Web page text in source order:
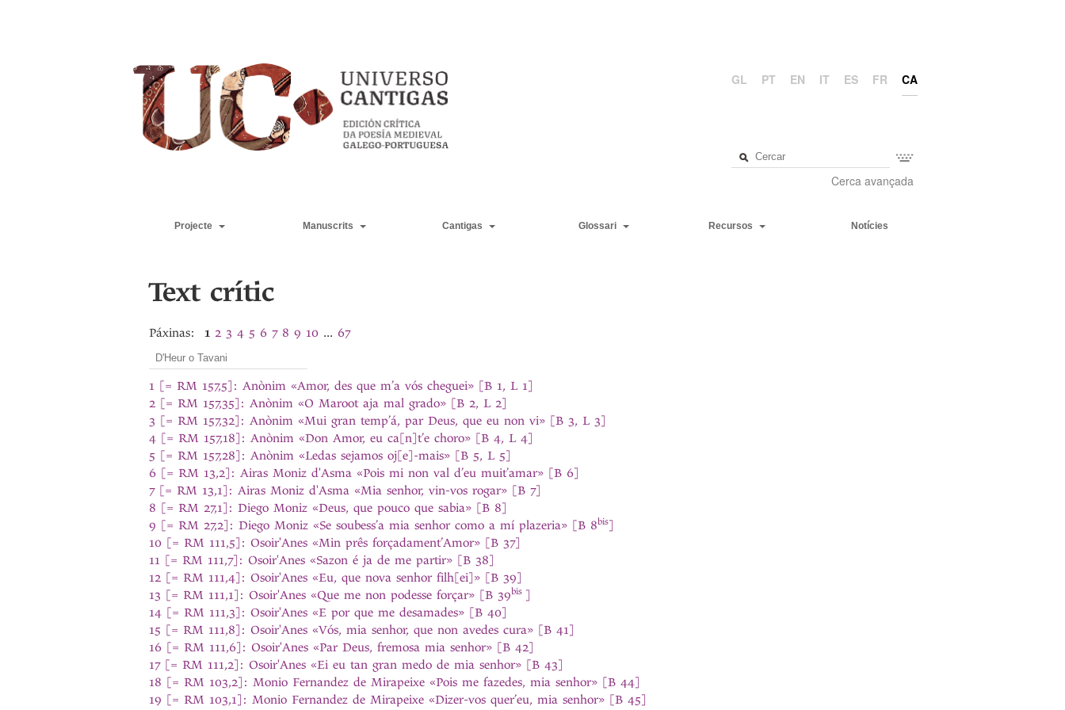
GL PT EN IT ES FR CA
Cerca avançada
Projecte Manuscrits Cantigas Glossari Recursos Notícies
Text crític
Páxinas: 1 2 3 4 5 6 7 8 9 10 ... 67
1 [= RM 157,5]: Anònim «Amor, des que m’a vós cheguei» [B 1, L 1]
2 [= RM 157,35]: Anònim «O Maroot aja mal grado» [B 2, L 2]
3 [= RM 157,32]: Anònim «Mui gran temp’á, par Deus, que eu non vi» [B 3, L 3]
4 [= RM 157,18]: Anònim «Don Amor, eu ca[n]t’e choro» [B 4, L 4]
5 [= RM 157,28]: Anònim «Ledas sejamos oj[e]-mais» [B 5, L 5]
6 [= RM 13,2]: Airas Moniz d'Asma «Pois mi non val d’eu muit’amar» [B 6]
7 [= RM 13,1]: Airas Moniz d'Asma «Mia senhor, vin-vos rogar» [B 7]
8 [= RM 27,1]: Diego Moniz «Deus, que pouco que sabia» [B 8]
9 [= RM 27,2]: Diego Moniz «Se soubess’a mia senhor como a mí plazeria» [B 8bis]
10 [= RM 111,5]: Osoir'Anes «Min prês forçadament’Amor» [B 37]
11 [= RM 111,7]: Osoir'Anes «Sazon é ja de me partir» [B 38]
12 [= RM 111,4]: Osoir'Anes «Eu, que nova senhor filh[ei]» [B 39]
13 [= RM 111,1]: Osoir'Anes «Que me non podesse forçar» [B 39bis ]
14 [= RM 111,3]: Osoir'Anes «E por que me desamades» [B 40]
15 [= RM 111,8]: Osoir'Anes «Vós, mia senhor, que non avedes cura» [B 41]
16 [= RM 111,6]: Osoir'Anes «Par Deus, fremosa mia senhor» [B 42]
17 [= RM 111,2]: Osoir'Anes «Ei eu tan gran medo de mia senhor» [B 43]
18 [= RM 103,2]: Monio Fernandez de Mirapeixe «Pois me fazedes, mia senhor» [B 44]
19 [= RM 103,1]: Monio Fernandez de Mirapeixe «Dizer-vos quer’eu, mia senhor» [B 45]